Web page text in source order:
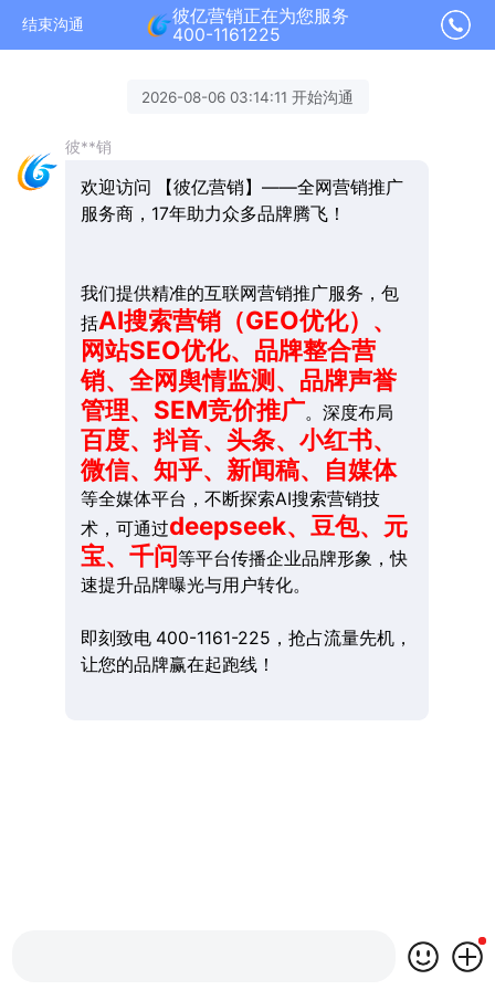
结束沟通
彼亿营销正在为您服务
400-1161225
2026-08-06 03:14:11 开始沟通
彼**销
欢迎访问 【彼亿营销】——全网营销推广
服务商，17年助力众多品牌腾飞！
我们提供精准的互联网营销推广服务，包
括AI搜索营销（GEO优化）、
网站SEO优化、品牌整合营
销、全网舆情监测、品牌声誉
管理、SEM竞价推广。深度布局
百度、抖音、头条、小红书、
微信、知乎、新闻稿、自媒体
等全媒体平台，不断探索AI搜索营销技
术，可通过deepseek、豆包、元
宝、千问等平台传播企业品牌形象，快
速提升品牌曝光与用户转化。
即刻致电 400-1161-225，抢占流量先机，
让您的品牌赢在起跑线！